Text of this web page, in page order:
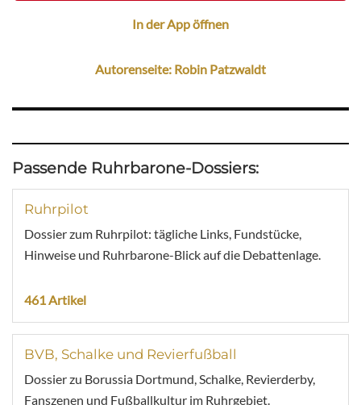
In der App öffnen
Autorenseite: Robin Patzwaldt
Passende Ruhrbarone-Dossiers:
Ruhrpilot
Dossier zum Ruhrpilot: tägliche Links, Fundstücke,
Hinweise und Ruhrbarone-Blick auf die Debattenlage.
461 Artikel
BVB, Schalke und Revierfußball
Dossier zu Borussia Dortmund, Schalke, Revierderby,
Fanszenen und Fußballkultur im Ruhrgebiet.